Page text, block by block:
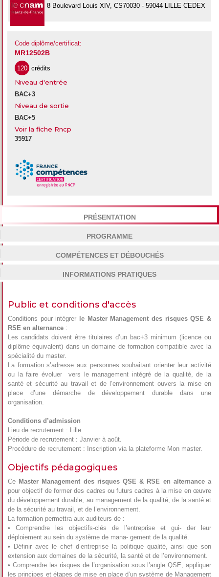
8 Boulevard Louis XIV, CS70030 - 59044 LILLE CEDEX
Code diplôme/certificat:
MR12502B
120 crédits
Niveau d'entrée
BAC+3
Niveau de sortie
BAC+5
Voir la fiche Rncp
35917
PRÉSENTATION
PROGRAMME
COMPÉTENCES ET DÉBOUCHÉS
INFORMATIONS PRATIQUES
Public et conditions d'accès
Conditions pour intégrer
le Master Management des risques QSE &
RSE en alternance :
Les candidats doivent être titulaires d’un bac+3 minimum (licence ou
diplôme équivalent) dans un domaine de formation compatible avec la
spécialité du master.
La formation s’adresse aux personnes souhaitant orienter leur activité
ou la faire évoluer vers le management intégré de la qualité, de la
santé et sécurité au travail et de l’environnement ouvers la mise en
place d’une démarche de développement durable dans une
organisation.
Conditions d’admission
Lieu de recrutement : Lille
Période de recrutement : Janvier à août.
Procédure de recrutement : Inscription via la plateforme Mon master.
Objectifs pédagogiques
Ce Master Management des risques QSE & RSE en alternancea
pour objectif de former des cadres ou futurs cadres à la mise en œuvre
du développement durable, au management de la qualité, de la santé et
de la sécurité au travail, et de l’environnement.
La formation permettra aux auditeurs de :
• Comprendre les objectifs-clés de l’entreprise et gui- der leur
déploiement au sein du système de mana- gement de la qualité.
• Définir avec le chef d’entreprise la politique qualité, ainsi que son
extension aux domaines de la sécurité, la santé et de l’environnement.
• Comprendre les risques de l’organisation sous l’angle QSE, appliquer
les principes et étapes de mise en place d’un système de Management